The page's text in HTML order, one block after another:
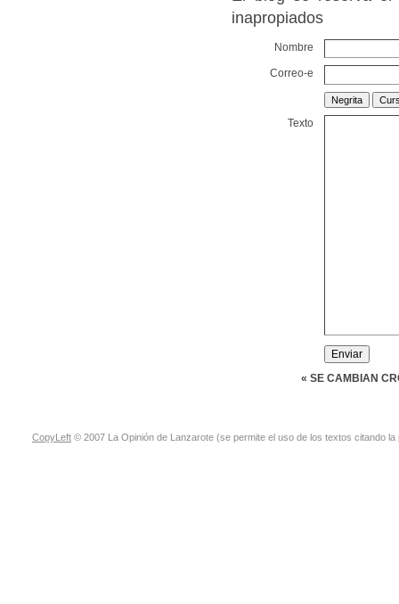
inapropiados
Nombre
Correo-e
Texto
« SE CAMBIAN
CopyLeft © 2007 La Opinión de Lanzarote (se permite el uso de los textos citando